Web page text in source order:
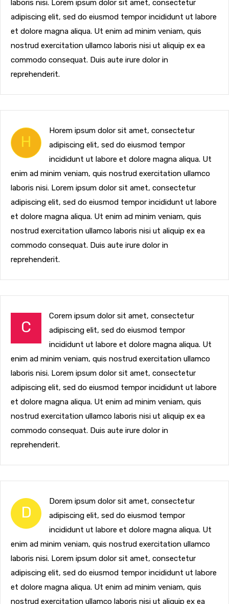
laboris nisi. Lorem ipsum dolor sit amet, consectetur
adipiscing elit, sed do eiusmod tempor incididunt ut labore
et dolore magna aliqua. Ut enim ad minim veniam, quis
nostrud exercitation ullamco laboris nisi ut aliquip ex ea
commodo consequat. Duis aute irure dolor in
reprehenderit.
H
Horem ipsum dolor sit amet, consectetur
adipiscing elit, sed do eiusmod tempor
incididunt ut labore et dolore magna aliqua. Ut
enim ad minim veniam, quis nostrud exercitation ullamco
laboris nisi. Lorem ipsum dolor sit amet, consectetur
adipiscing elit, sed do eiusmod tempor incididunt ut labore
et dolore magna aliqua. Ut enim ad minim veniam, quis
nostrud exercitation ullamco laboris nisi ut aliquip ex ea
commodo consequat. Duis aute irure dolor in
reprehenderit.
C
Corem ipsum dolor sit amet, consectetur
adipiscing elit, sed do eiusmod tempor
incididunt ut labore et dolore magna aliqua. Ut
enim ad minim veniam, quis nostrud exercitation ullamco
laboris nisi. Lorem ipsum dolor sit amet, consectetur
adipiscing elit, sed do eiusmod tempor incididunt ut labore
et dolore magna aliqua. Ut enim ad minim veniam, quis
nostrud exercitation ullamco laboris nisi ut aliquip ex ea
commodo consequat. Duis aute irure dolor in
reprehenderit.
D
Dorem ipsum dolor sit amet, consectetur
adipiscing elit, sed do eiusmod tempor
incididunt ut labore et dolore magna aliqua. Ut
enim ad minim veniam, quis nostrud exercitation ullamco
laboris nisi. Lorem ipsum dolor sit amet, consectetur
adipiscing elit, sed do eiusmod tempor incididunt ut labore
et dolore magna aliqua. Ut enim ad minim veniam, quis
nostrud exercitation ullamco laboris nisi ut aliquip ex ea